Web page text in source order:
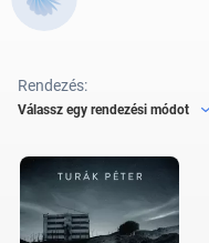
Rendezés:
Válassz egy rendezési módot